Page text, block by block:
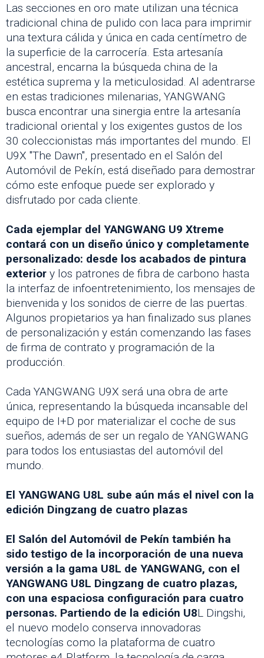
Las secciones en oro mate utilizan una técnica
tradicional china de pulido con laca para imprimir
una textura cálida y única en cada centímetro de
la superficie de la carrocería. Esta artesanía
ancestral, encarna la búsqueda china de la
estética suprema y la meticulosidad. Al adentrarse
en estas tradiciones milenarias, YANGWANG
busca encontrar una sinergia entre la artesanía
tradicional oriental y los exigentes gustos de los
30 coleccionistas más importantes del mundo. El
U9X "The Dawn", presentado en el Salón del
Automóvil de Pekín, está diseñado para demostrar
cómo este enfoque puede ser explorado y
disfrutado por cada cliente.
Cada ejemplar del YANGWANG U9 Xtreme
contará con un diseño único y completamente
personalizado: desde los acabados de pintura
exterior y los patrones de fibra de carbono hasta
la interfaz de infoentretenimiento, los mensajes de
bienvenida y los sonidos de cierre de las puertas.
Algunos propietarios ya han finalizado sus planes
de personalización y están comenzando las fases
de firma de contrato y programación de la
producción.
Cada YANGWANG U9X será una obra de arte
única, representando la búsqueda incansable del
equipo de I+D por materializar el coche de sus
sueños, además de ser un regalo de YANGWANG
para todos los entusiastas del automóvil del
mundo.
El YANGWANG U8L sube aún más el nivel con la
edición Dingzang de cuatro plazas
El Salón del Automóvil de Pekín también ha
sido testigo de la incorporación de una nueva
versión a la gama U8L de YANGWANG, con el
YANGWANG U8L Dingzang de cuatro plazas,
con una espaciosa configuración para cuatro
personas. Partiendo de la edición U8L Dingshi,
el nuevo modelo conserva innovadoras
tecnologías como la plataforma de cuatro